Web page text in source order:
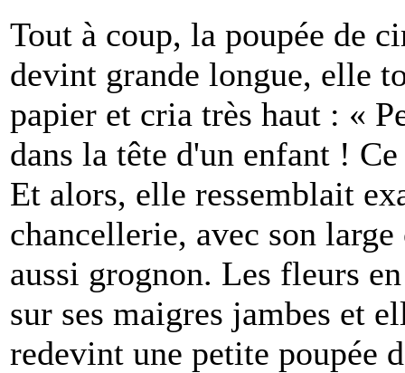
Tout à coup, la poupée de
devint grande longue, elle
papier et cria très haut : «
dans la tête d'un enfant !
Et alors, elle ressemblait
chancellerie, avec son
aussi grognon. Les fleurs
sur ses maigres jambes et
redevint une petite poupée